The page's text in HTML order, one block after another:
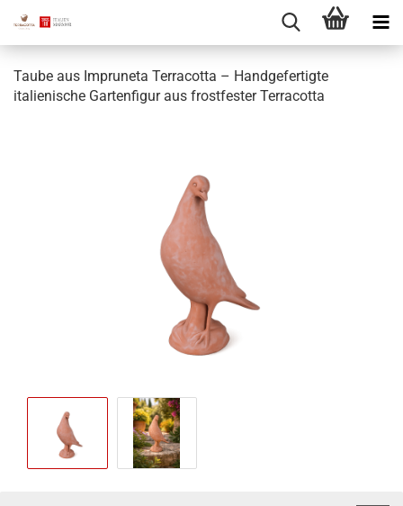
Taube aus Impruneta Terracotta – Handgefertigte
italienische Gartenfigur aus frostfester Terracotta